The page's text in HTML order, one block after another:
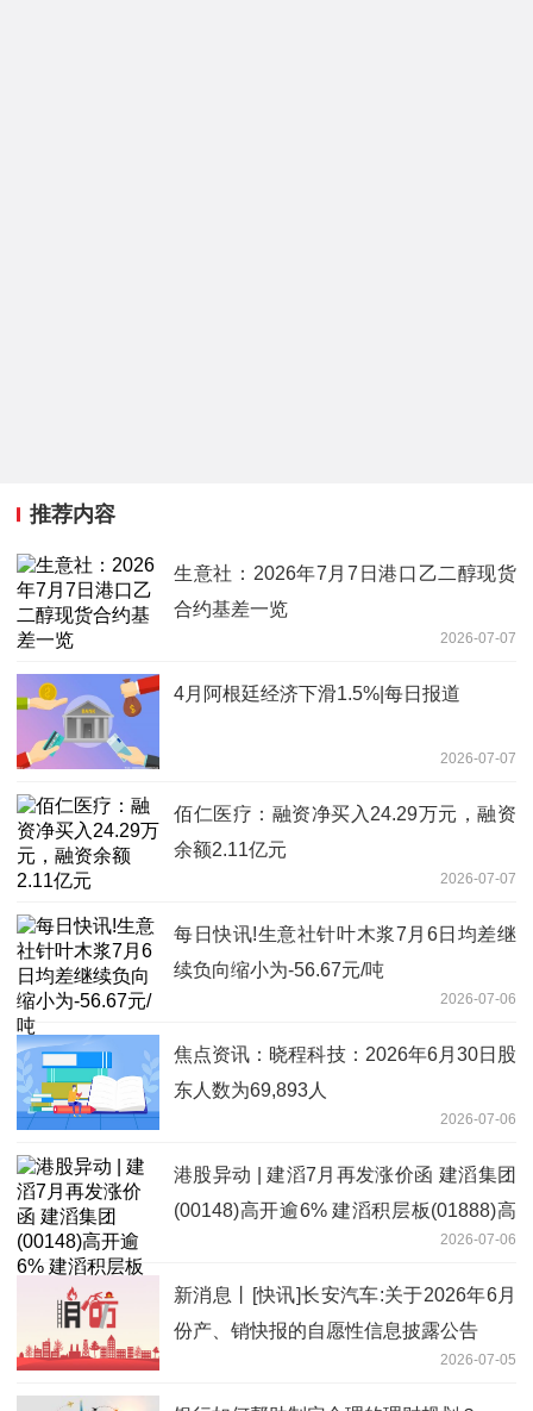
推荐内容
生意社：2026年7月7日港口乙二醇现货
合约基差一览
2026-07-07
4月阿根廷经济下滑1.5%|每日报道
2026-07-07
佰仁医疗：融资净买入24.29万元，融资
余额2.11亿元
2026-07-07
每日快讯!生意社针叶木浆7月6日均差继
续负向缩小为-56.67元/吨
2026-07-06
焦点资讯：晓程科技：2026年6月30日股
东人数为69,893人
2026-07-06
港股异动 | 建滔7月再发涨价函 建滔集团
(00148)高开逾6% 建滔积层板(01888)高
2026-07-06
新消息丨[快讯]长安汽车:关于2026年6月
份产、销快报的自愿性信息披露公告
2026-07-05